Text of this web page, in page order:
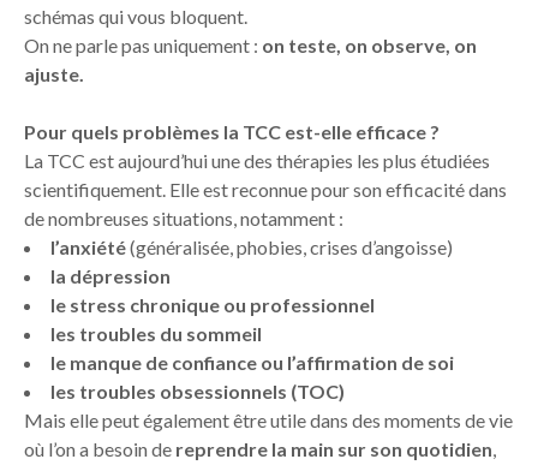
schémas qui vous bloquent.
On ne parle pas uniquement : on teste, on observe, on
ajuste.
Pour quels problèmes la TCC est-elle efficace ?
La TCC est aujourd’hui une des thérapies les plus étudiées
scientifiquement. Elle est reconnue pour son efficacité dans
de nombreuses situations, notamment :
l’anxiété(généralisée, phobies, crises d’angoisse)
la dépression
le stress chronique ou professionnel
les troubles du sommeil
le manque de confiance ou l’affirmation de soi
les troubles obsessionnels (TOC)
Mais elle peut également être utile dans des moments de vie
où l’on a besoin de reprendre la main sur son quotidien,